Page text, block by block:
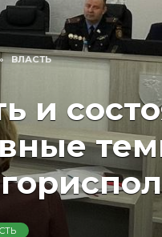
ВЛАСТЬ
и